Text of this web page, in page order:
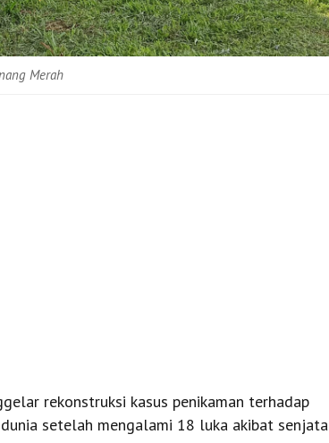
Merah
rekonstruksi kasus penikaman terhadap
setelah mengalami 18 luka akibat senjata